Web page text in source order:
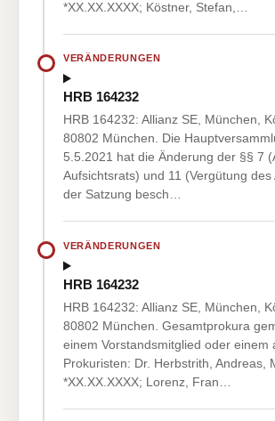
*XX.XX.XXXX; Köstner, Stefan,…
VERÄNDERUNGEN
HRB 164232
HRB 164232: Allianz SE, München,
80802 München. Die
5.5.2021 hat die Änderung der §§ 7
Aufsichtsrats) und 11 (Vergütung des
der Satzung besch…
VERÄNDERUNGEN
HRB 164232
HRB 164232: Allianz SE, München,
80802 München. Gesamtprokura
einem Vorstandsmitglied oder einem
Prokuristen: Dr. Herbstrith, Andreas,
*XX.XX.XXXX; Lorenz, Fran…